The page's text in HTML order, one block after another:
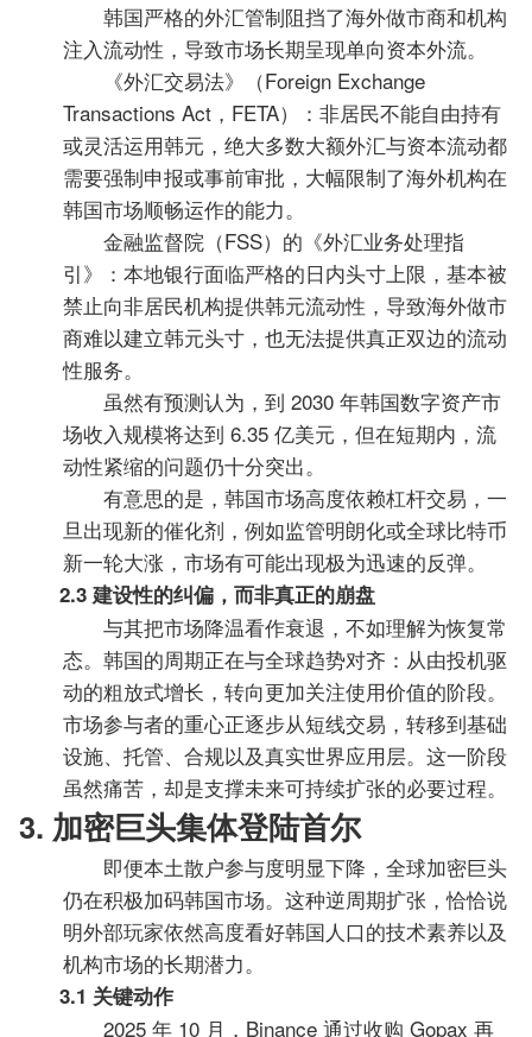
韩国严格的外汇管制阻挡了海外做市商和机构
注入流动性，导致市场长期呈现单向资本外流。
《外汇交易法》（Foreign Exchange
Transactions Act，FETA）：非居民不能自由持有
或灵活运用韩元，绝大多数大额外汇与资本流动都
需要强制申报或事前审批，大幅限制了海外机构在
韩国市场顺畅运作的能力。
金融监督院（FSS）的《外汇业务处理指
引》：本地银行面临严格的日内头寸上限，基本被
禁止向非居民机构提供韩元流动性，导致海外做市
商难以建立韩元头寸，也无法提供真正双边的流动
性服务。
虽然有预测认为，到 2030 年韩国数字资产市
场收入规模将达到 6.35 亿美元，但在短期内，流
动性紧缩的问题仍十分突出。
有意思的是，韩国市场高度依赖杠杆交易，一
旦出现新的催化剂，例如监管明朗化或全球比特币
新一轮大涨，市场有可能出现极为迅速的反弹。
2.3 建设性的纠偏，而非真正的崩盘
与其把市场降温看作衰退，不如理解为恢复常
态。韩国的周期正在与全球趋势对齐：从由投机驱
动的粗放式增长，转向更加关注使用价值的阶段。
市场参与者的重心正逐步从短线交易，转移到基础
设施、托管、合规以及真实世界应用层。这一阶段
虽然痛苦，却是支撑未来可持续扩张的必要过程。
3. 加密巨头集体登陆首尔
即便本土散户参与度明显下降，全球加密巨头
仍在积极加码韩国市场。这种逆周期扩张，恰恰说
明外部玩家依然高度看好韩国人口的技术素养以及
机构市场的长期潜力。
3.1 关键动作
2025 年 10 月，Binance 通过收购 Gopax 再